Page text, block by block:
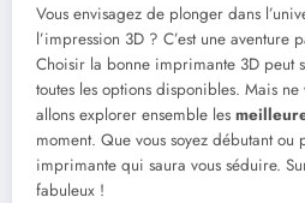
Vous envisagez de plonger dans
l’impression 3D ? C’est une aventure
Choisir la bonne imprimante 3D peut
toutes les options disponibles. Mais
allons explorer ensemble les
moment. Que vous soyez débutant ou
imprimante qui saura vous séduire.
fabuleux !